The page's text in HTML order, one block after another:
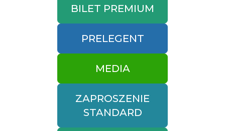
BILET PREMIUM
PRELEGENT
MEDIA
ZAPROSZENIE
STANDARD